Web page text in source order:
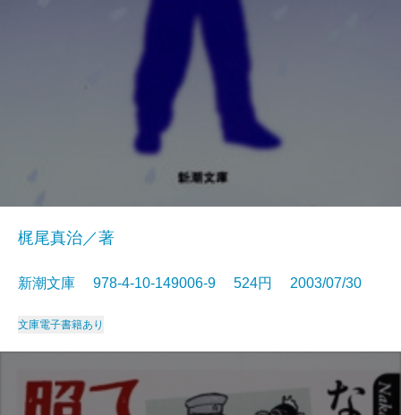
梶尾真治／著
新潮文庫 978-4-10-149006-9 524円 2003/07/30
文庫電子書籍あり